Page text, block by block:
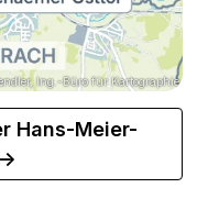
Ing.-Büro für Kartographie
Hans-Meier-